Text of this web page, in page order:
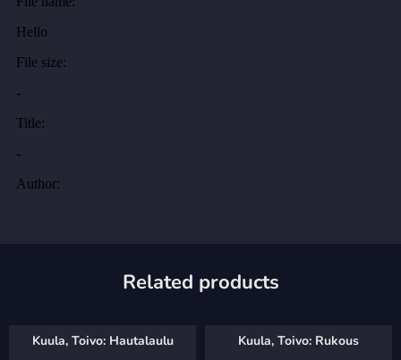
Related products
Kuula, Toivo: Hautalaulu Kuula, Toivo: Rukous